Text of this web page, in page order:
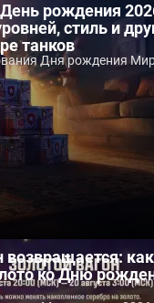
рождения
стиль и
танков
Дня рождения
возвращается:
ко Дню